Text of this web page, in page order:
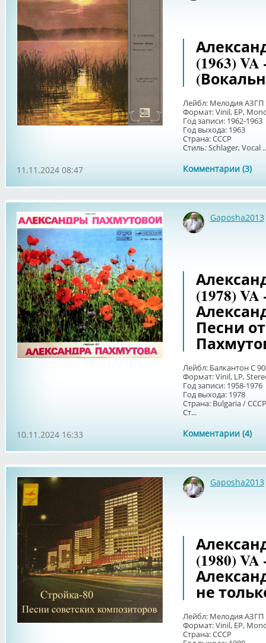
(1963)
Лейбл: Мелодия АЗГП
Формат: Vinil, ЕP,
Год записи: 1962-1963
Год выхода: 1963
Страна: СССР
Стиль: Schlager, Vocal
Комментарии (3)
11.11.2024 08:47
Gaposha2013
(1978)
Песни
Лейбл: Балкантон С
Формат: Vinil, LP,
Год записи: 1958-1976
Год выхода: 1978
Страна: Bulgaria / СССР
Ст...
Комментарии (4)
10.11.2024 16:33
Gaposha2013
(1980)
не
Лейбл: Мелодия АЗГП
Формат: Vinil, EP,
Страна: СССР